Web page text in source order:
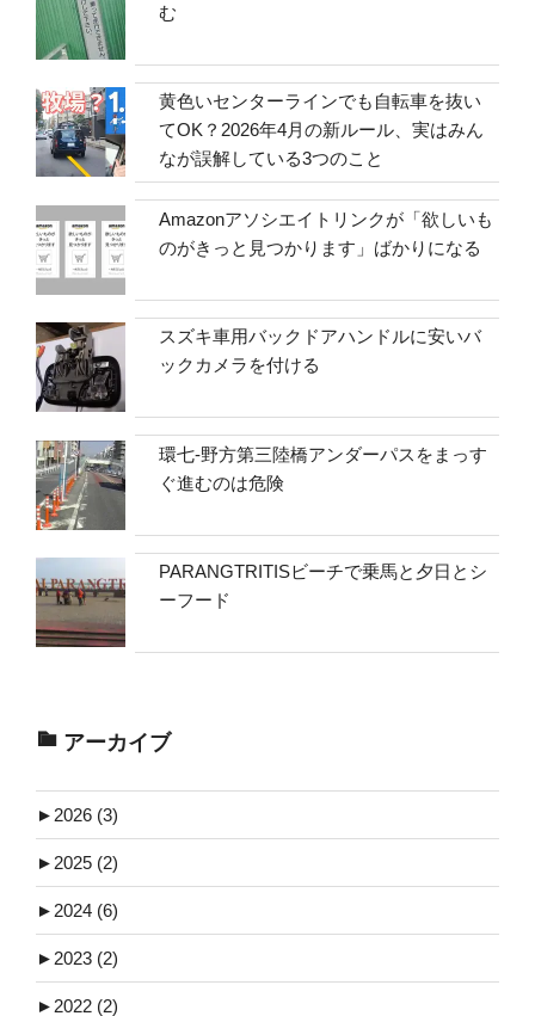
む
黄色いセンターラインでも自転車を抜い
てOK？2026年4月の新ルール、実はみん
なが誤解している3つのこと
Amazonアソシエイトリンクが「欲しいも
のがきっと見つかります」ばかりになる
スズキ車用バックドアハンドルに安いバ
ックカメラを付ける
環七-野方第三陸橋アンダーパスをまっす
ぐ進むのは危険
PARANGTRITISビーチで乗馬と夕日とシ
ーフード
アーカイブ
► 2026 (3)
► 2025 (2)
► 2024 (6)
► 2023 (2)
► 2022 (2)